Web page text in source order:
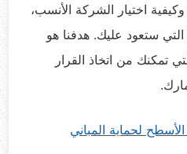
اختيار الشركة الأنسب،
التي ستعود عليك. هدفنا هو
تمكنك من اتخاذ القرار
لحماية المباني